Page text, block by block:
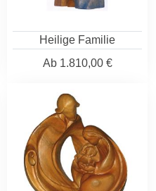
Heilige Familie
Ab1.810,00 €